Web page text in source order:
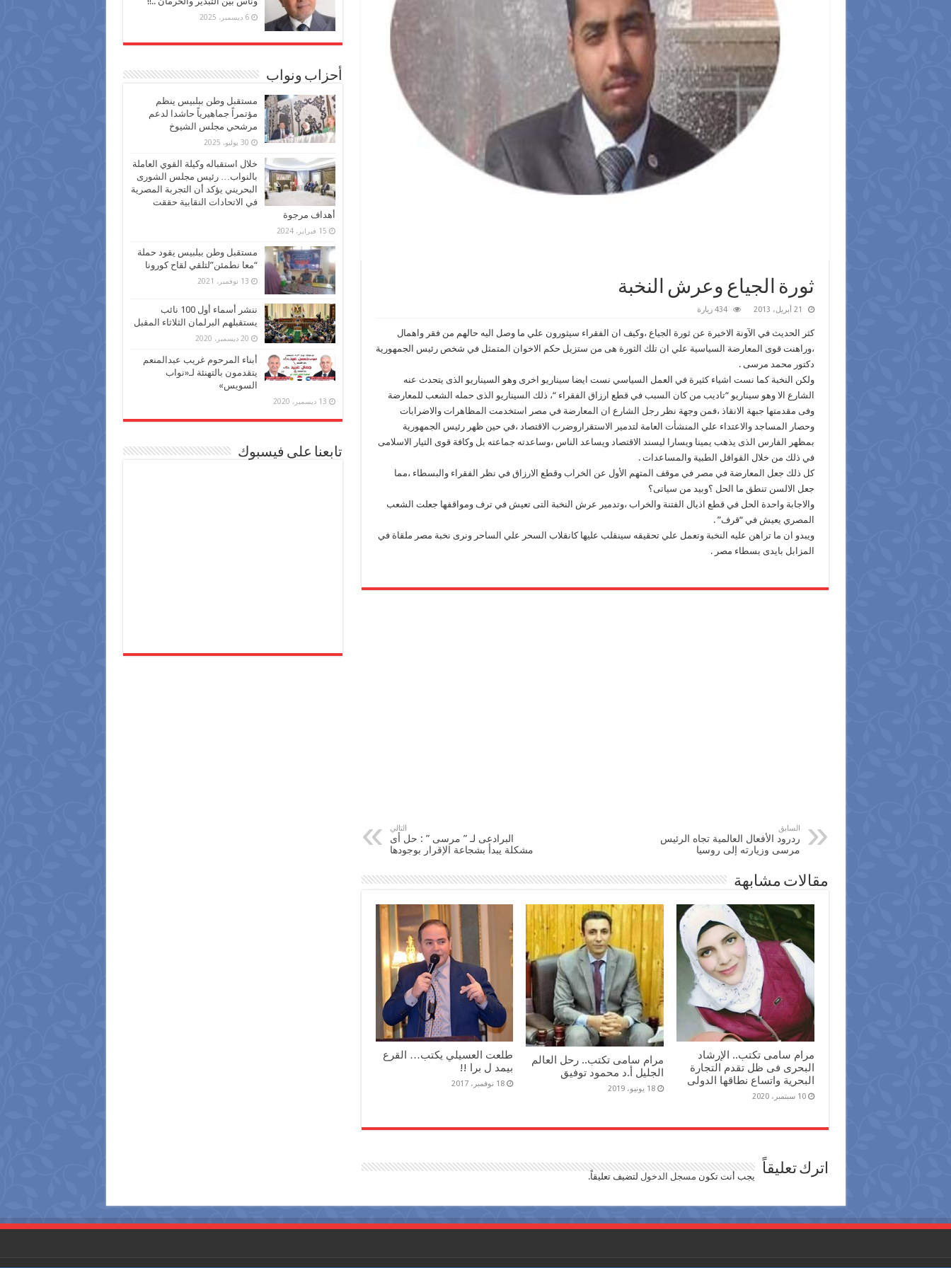
ثورة الجياع وعرش النخبة
21 أبريل، 2013 434 زيارة
كثر الحديث في الآونة الاخيرة عن ثورة الجياع ،وكيف ان الفقراء سيثورون علي ما وصل اليه حالهم من فقر واهمال
،وراهنت قوى المعارضة السياسية علي ان تلك الثورة هى من ستزيل حكم الاخوان المتمثل في شخص رئيس الجمهورية
دكتور محمد مرسى .
ولكن النخبة كما نست اشياء كثيرة في العمل السياسي نست ايضا سيناريو اخرى وهو السيناريو الذى يتحدث عنه
الشارع الا وهو سيناريو “تاديب من كان السبب في قطع ارزاق الفقراء “، ذلك السيناريو الذى حمله الشعب للمعارضة
وفى مقدمتها جبهة الانقاذ ،فمن وجهة نظر رجل الشارع ان المعارضة في مصر استخدمت المظاهرات والاضرابات
وحصار المساجد والاعتداء علي المنشأت العامة لتدمير الاستقراروضرب الاقتصاد ،في حين ظهر رئيس الجمهورية
بمظهر الفارس الذى يذهب يمينا ويسارا ليسند الاقتصاد ويساعد الناس ،وساعدته جماعته بل وكافة قوى التيار الاسلامى
في ذلك من خلال القوافل الطبية والمساعدات .
كل ذلك جعل المعارضة في مصر في موقف المتهم الأول عن الخراب وقطع الارزاق في نظر الفقراء والبسطاء ،مما
جعل الالسن تنطق ما الحل ؟وبيد من سياتى؟
والاجابة واحدة الحل في قطع اذيال الفتنة والخراب ،وتدمير عرش النخبة التى تعيش في ترف ومواقفها جعلت الشعب
المصري يعيش في “قرف” .
ويبدو ان ما تراهن عليه النخبة وتعمل علي تحقيقه سينقلب عليها كانقلاب السحر علي الساحر ونرى نخبة مصر ملقاة في
المزابل بايدى بسطاء مصر .
السابق
ردرود الأفعال العالمية تجاه الرئيس
مرسى وزيارته إلى روسيا
التالي
البرادعى لـ ” مرسى ” : حل أى
مشكلة يبدأ بشجاعة الإقرار بوجودها
مقالات مشابهة
مرام سامى تكتب.. الإرشاد
البحرى فى ظل تقدم التجارة
البحرية واتساع نطاقها الدولى
10 سبتمبر، 2020
مرام سامى تكتب.. رحل العالم
الجليل أ.د محمود توفيق
18 يونيو، 2019
طلعت العسيلي يكتب… القرع
بيمد ل برا !!
18 نوفمبر، 2017
اترك تعليقاً يجب أنت تكون مسجل الدخول لتضيف تعليقاً.
6 ديسمبر، 2025
أحزاب ونواب
مستقبل وطن ببلبيس ينظم
مؤتمراً جماهيرياً حاشدا لدعم
مرشحي مجلس الشيوخ
30 يوليو، 2025
خلال استقباله وكيلة القوي العاملة
بالنواب… رئيس مجلس الشورى
البحريني يؤكد أن التجربة المصرية
في الاتحادات النقابية حققت
أهداف مرجوة
15 فبراير، 2024
مستقبل وطن ببلبيس يقود حملة
“معا نطمئن”لتلقي لقاح كورونا
13 نوفمبر، 2021
ننشر أسماء أول 100 نائب
يستقبلهم البرلمان الثلاثاء المقبل
20 ديسمبر، 2020
أبناء المرحوم غريب عبدالمنعم
يتقدمون بالتهنئة لـ«نواب
السويس»
13 ديسمبر، 2020
تابعنا على فيسبوك